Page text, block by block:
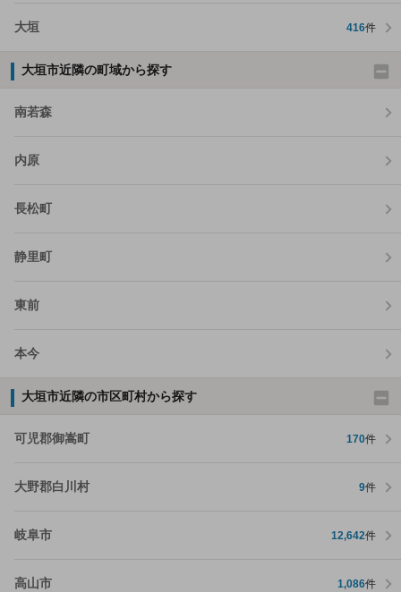
大垣 416件
大垣市近隣の町域から探す
南若森
内原
長松町
静里町
東前
本今
大垣市近隣の市区町村から探す
可児郡御嵩町 170件
大野郡白川村 9件
岐阜市 12,642件
高山市 1,086件